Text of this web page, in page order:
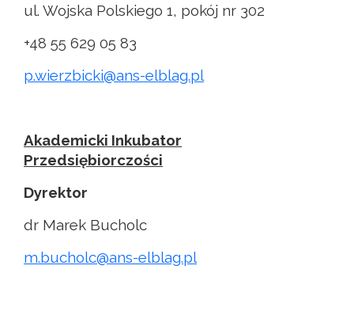
ul. Wojska Polskiego 1, pokój nr 302
+48 55 629 05 83
p.wierzbicki@ans-elblag.pl
Akademicki Inkubator
Przedsiębiorczości
Dyrektor
dr Marek Bucholc
m.bucholc@ans-elblag.pl